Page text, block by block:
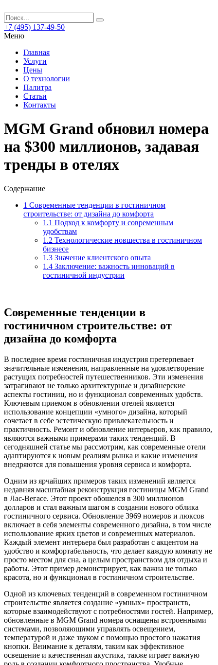
+7 (495) 137-49-50
Меню
Главная
Услуги
Цены
О технологии
Палитра
Статьи
Контакты
MGM Grand обновил номера
на $300 миллионов, задавая
тренды в отелях
Содержание
1 Современные тенденции в гостиничном
строительстве: от дизайна до комфорта
1.1 Подход к комфорту и современным
удобствам
1.2 Технологические новшества в гостиничном
бизнесе
1.3 Значение клиентского опыта
1.4 Заключение: важность инноваций в
гостиничной индустрии
Современные тенденции в
гостиничном строительстве: от
дизайна до комфорта
В последнее время гостиничная индустрия претерпевает
значительные изменения, направленные на удовлетворение
растущих потребностей путешественников. Эти изменения
затрагивают не только архитектурные и дизайнерские
аспекты гостиниц, но и функционал современных удобств.
Ключевым приемом в обновлении отелей является
использование концепции «умного» дизайна, который
сочетает в себе эстетическую привлекательность и
практичность. Ремонт и обновление интерьеров, как правило,
являются важными примерами таких тенденций. В
сегодняшней статье мы рассмотрим, как современные отели
адаптируются к новым реалиям рынка и какие изменения
внедряются для повышения уровня сервиса и комфорта.
Одним из ярчайших примеров таких изменений является
недавняя масштабная реконструкция гостиницы MGM Grand
в Лас-Вегасе. Этот проект обошелся в 300 миллионов
долларов и стал важным шагом в создании нового облика
гостиничного сервиса. Обновление 3969 номеров и люксов
включает в себя элементы современного дизайна, в том числе
использование ярких цветов и современных материалов.
Каждый элемент интерьера был разработан с акцентом на
удобство и комфортабельность, что делает каждую комнату не
просто местом для сна, а целым пространством для отдыха и
работы. Этот пример демонстрирует, как важна не только
красота, но и функционал в гостиничном строительстве.
Одной из ключевых тенденций в современном гостиничном
строительстве является создание «умных» пространств,
которые взаимодействуют с потребностями гостей. Например,
обновленные в MGM Grand номера оснащены встроенными
системами, позволяющими управлять освещением,
температурой и даже звуком с помощью простого нажатия
кнопки. Внимание к деталям, таким как эффективное
освещение и качественная акустика, также играет важную